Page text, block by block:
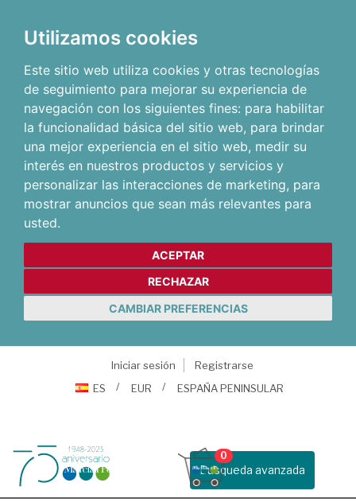
Utilizamos cookies
Este sitio web utiliza cookies y otras tecnologías
de seguimiento para mejorar su experiencia de
navegación con los siguientes fines: para habilitar
la funcionalidad básica del sitio web, para brindar
una mejor experiencia en el sitio web, medir su
interés en nuestros productos y servicios y
personalizar las interacciones de marketing, para
mostrar anuncios que sean más relevantes para
usted.
ACEPTAR
RECHAZAR
CAMBIAR PREFERENCIAS
Iniciar sesión
Registrarse
ES
EUR ESPAÑA PENINSULAR
Busqueda avanzada
0